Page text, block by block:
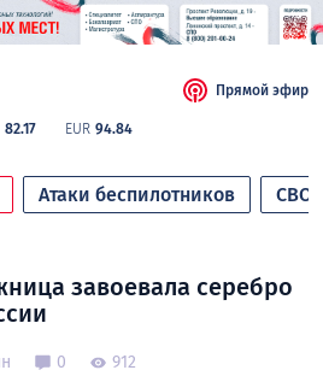
82.17 EUR 94.84
Прямой эфир
Атаки беспилотников СВО
завоевала серебро
0 912